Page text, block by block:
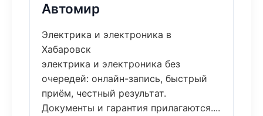
Автомир
Электрика и электроника в
Хабаровск
электрика и электроника без
очередей: онлайн-запись, быстрый
приём, честный результат.
Документы и гарантия прилагаются....